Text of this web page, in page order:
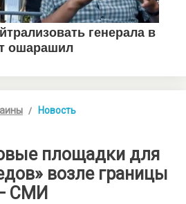
Новость
площадки для
возле границы
СМИ